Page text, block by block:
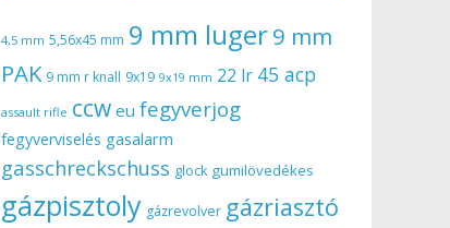
4,5 mm 5,56x45 mm 9 mm luger9 mm
PAK 9 mm r knall 9x19 9x19 mm 22 lr 45 acp
assault rifle ccw eu fegyverjog
fegyverviselés gasalarm
gasschreckschuss glock gumilövedékes
gázpisztoly gázrevolver gázriasztó